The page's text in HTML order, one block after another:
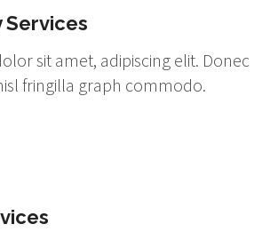
Services
sit amet, adipiscing elit. Donec
fringilla graph commodo.